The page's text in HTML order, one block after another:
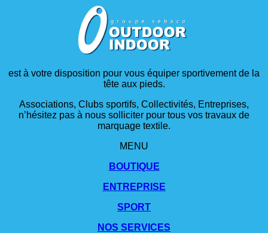
est à votre disposition pour vous équiper sportivement de la
tête aux pieds.
Associations, Clubs sportifs, Collectivités, Entreprises,
n’hésitez pas à nous solliciter pour tous vos travaux de
marquage textile.
MENU
BOUTIQUE
ENTREPRISE
SPORT
NOS SERVICES